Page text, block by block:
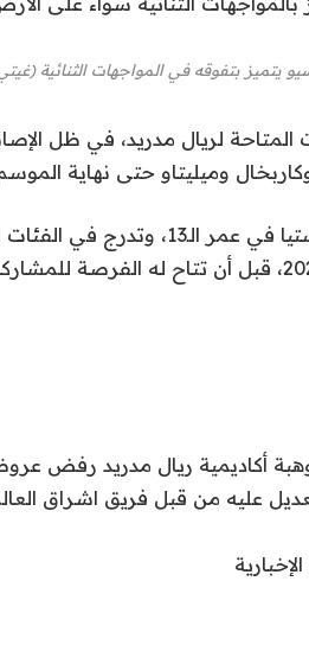
يتميز بتفوقه في المواجهات الثنائية
المتاحة لريال مدريد، في ظل
وميليتاو حتى نهاية
تمت ترقيته للفريق الرديف في 2023، قبل أن تتاح له
أكاديمية ريال مدريد رفض